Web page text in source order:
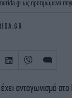
ΖΩΔΙΑ
ως προτιμώμενη
ανταγωνισμό